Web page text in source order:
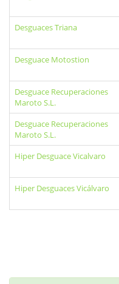
Desguaces Triana
Desguace Motostion
Desguace Recuperaciones
Maroto S.L.
Desguace Recuperaciones
Maroto S.L.
Hiper Desguace Vicalvaro
Hiper Desguaces Vicálvaro